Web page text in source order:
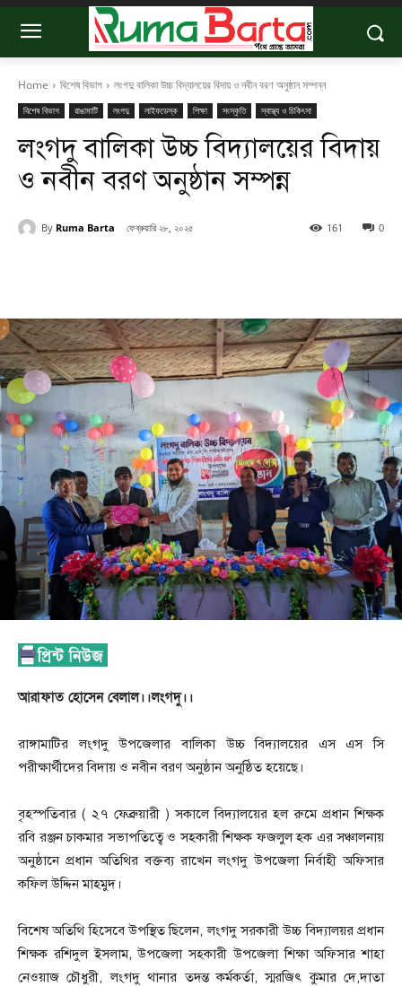
Home বিশেষ বিভাগ লংগদু বালিকা উচ্চ বিদ্যালয়ের বিদায় ও নবীন বরণ অনুষ্ঠান সম্পন্ন
বিশেষ বিভাগ রাঙামাটি লংগদু লাইফডেস্ক শিক্ষা সংস্কৃতি স্বাস্থ্য ও চিকিৎসা
লংগদু বালিকা উচ্চ বিদ্যালয়ের বিদায়
ও নবীন বরণ অনুষ্ঠান সম্পন্ন
By Ruma Barta ফেব্রুয়ারি ২৮, ২০২৫ 0
161
আরাফাত হোসেন বেলাল।।লংগদু।।
রাঙ্গামাটির লংগদু উপজেলার বালিকা উচ্চ বিদ্যালয়ের এস এস সি
পরীক্ষার্থীদের বিদায় ও নবীন বরণ অনুষ্ঠান অনুষ্ঠিত হয়েছে।
বৃহস্পতিবার ( ২৭ ফেব্রুয়ারী ) সকালে বিদ্যালয়ের হল রুমে প্রধান শিক্ষক
রবি রঞ্জন চাকমার সভাপতিত্বে ও সহকারী শিক্ষক ফজলুল হক এর সঞ্চালনায়
অনুষ্ঠানে প্রধান অতিথির বক্তব্য রাখেন লংগদু উপজেলা নির্বাহী অফিসার
কফিল উদ্দিন মাহমুদ।
বিশেষ অতিথি হিসেবে উপস্থিত ছিলেন, লংগদু সরকারী উচ্চ বিদ্যালয়র প্রধান
শিক্ষক রশিদুল ইসলাম, উপজেলা সহকারী উপজেলা শিক্ষা অফিসার শাহা
নেওয়াজ চৌধুরী, লংগদু থানার তদন্ত কর্মকর্তা, স্মরজিৎ কুমার দে,দাতা